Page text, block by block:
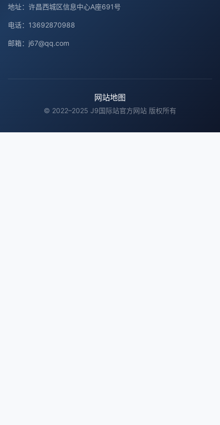
地址：许昌西城区信息中心A座691号
电话：13692870988
邮箱：j67@qq.com
网站地图
© 2022–2025 J9国际站官方网站 版权所有